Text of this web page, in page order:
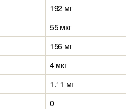
192 мг
55 мкг
156 мг
4 мкг
1.11 мг
0